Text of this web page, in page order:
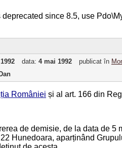
since 8.5, use
data: 4 mai 1992 publicat în
României și al art. 166 din
de demisie, de la data de 5
Hunedoara, aparținând